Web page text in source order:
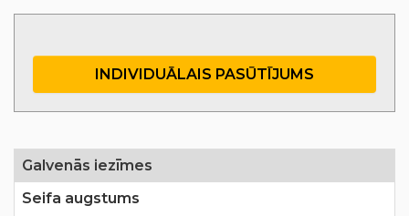
INDIVIDUĀLAIS PASŪTĪJUMS
Galvenās iezīmes
Seifa augstums